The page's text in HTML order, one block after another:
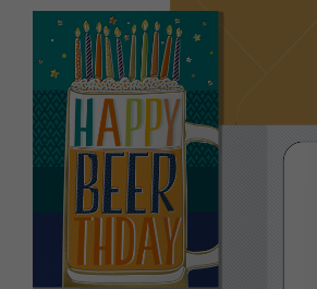
de
Felicitación
Cumpleaños
Tamaño
11,5
cm
de
Felicitación
–
Tamaño
11,5
x
17
cm
–